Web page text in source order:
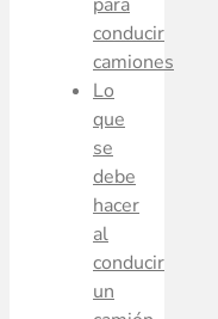
conducir
camiones
Lo
que
se
debe
hacer
al
conducir
un